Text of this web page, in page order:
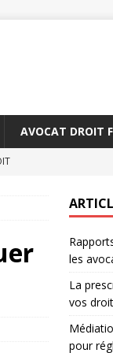
AVOCAT DROIT
les
La
vos
pour